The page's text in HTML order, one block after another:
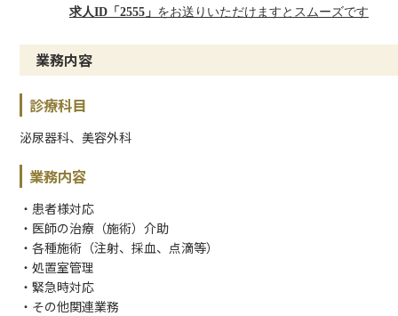
求人ID「2555」 をお送りいただけますとスムーズです
業務内容
診療科目
泌尿器科、美容外科
業務内容
・患者様対応
・医師の治療（施術）介助
・各種施術（注射、採血、点滴等）
・処置室管理
・緊急時対応
・その他関連業務